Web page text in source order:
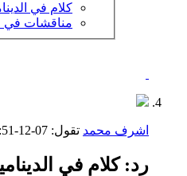
كلام في
مناقشات في
اشرف محمد تقول: 07-12-2025
AM
رد: كلام في